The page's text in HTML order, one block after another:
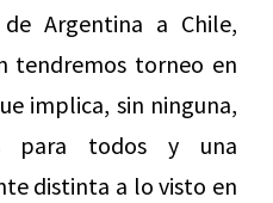
Argentina a Chile,
tendremos torneo en
implica, sin ninguna,
para todos y una
distinta a lo visto en